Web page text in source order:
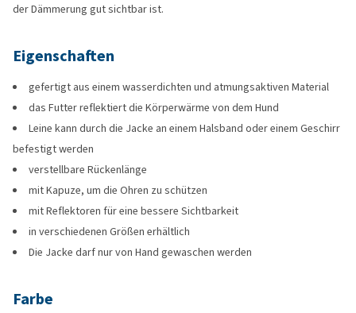
der Dämmerung gut sichtbar ist.
Eigenschaften
gefertigt aus einem wasserdichten und atmungsaktiven Material
das Futter reflektiert die Körperwärme von dem Hund
Leine kann durch die Jacke an einem Halsband oder einem Geschirr
befestigt werden
verstellbare Rückenlänge
mit Kapuze, um die Ohren zu schützen
mit Reflektoren für eine bessere Sichtbarkeit
in verschiedenen Größen erhältlich
Die Jacke darf nur von Hand gewaschen werden
Farbe